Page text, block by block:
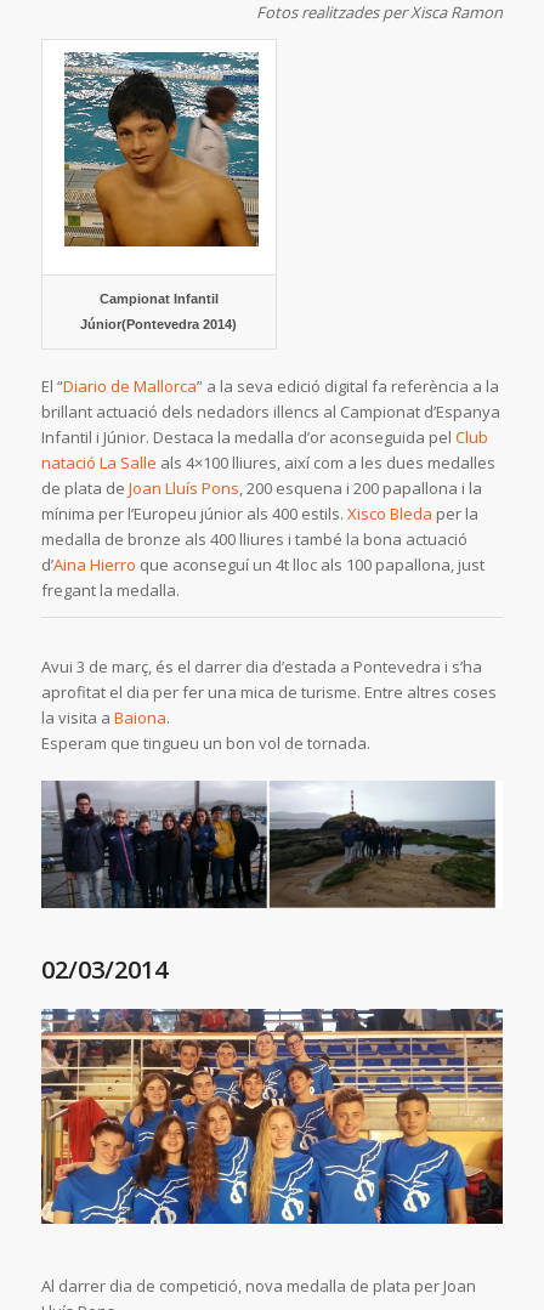
Fotos realitzades per Xisca Ramon
Campionat Infantil
Júnior(Pontevedra 2014)
El “Diario de Mallorca” a la seva edició digital fa referència a la
brillant actuació dels nedadors illencs al Campionat d’Espanya
Infantil i Júnior. Destaca la medalla d’or aconseguida pel Club
natació La Salle als 4×100 lliures, així com a les dues medalles
de plata de Joan Lluís Pons, 200 esquena i 200 papallona i la
mínima per l’Europeu júnior als 400 estils. Xisco Bleda per la
medalla de bronze als 400 lliures i també la bona actuació
d’Aina Hierro que aconseguí un 4t lloc als 100 papallona, just
fregant la medalla.
Avui 3 de març, és el darrer dia d’estada a Pontevedra i s’ha
aprofitat el dia per fer una mica de turisme. Entre altres coses
la visita a Baiona.
Esperam que tingueu un bon vol de tornada.
02/03/2014
Al darrer dia de competició, nova medalla de plata per Joan